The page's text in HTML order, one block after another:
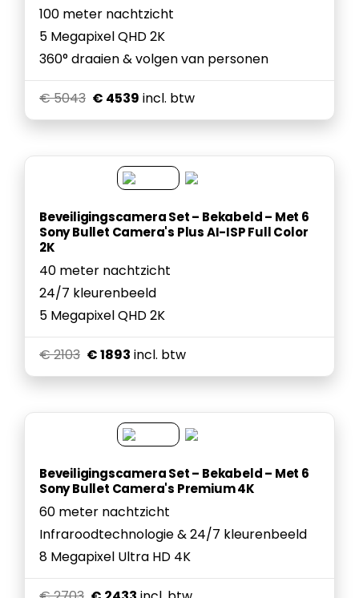
100 meter nachtzicht
5 Megapixel QHD 2K
360° draaien & volgen van personen
€ 5043 € 4539 incl. btw
Beveiligingscamera Set – Bekabeld – Met 6
Sony Bullet Camera's Plus AI-ISP Full Color
2K
40 meter nachtzicht
24/7 kleurenbeeld
5 Megapixel QHD 2K
€ 2103 € 1893 incl. btw
Beveiligingscamera Set – Bekabeld – Met 6
Sony Bullet Camera's Premium 4K
60 meter nachtzicht
Infraroodtechnologie & 24/7 kleurenbeeld
8 Megapixel Ultra HD 4K